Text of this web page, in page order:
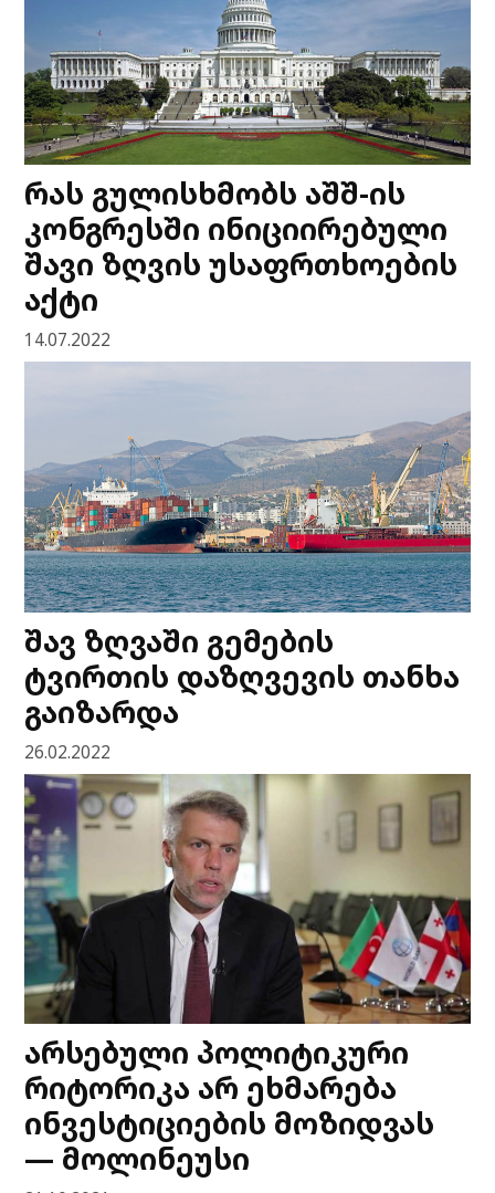
რას გულისხმობს აშშ-ის
კონგრესში ინიციირებული
შავი ზღვის უსაფრთხოების
აქტი
14.07.2022
შავ ზღვაში გემების
ტვირთის დაზღვევის თანხა
გაიზარდა
26.02.2022
არსებული პოლიტიკური
რიტორიკა არ ეხმარება
ინვესტიციების მოზიდვას
— მოლინეუსი